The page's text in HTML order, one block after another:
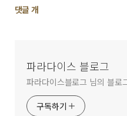
댓
댓글개
파라다이스 블로그
파라다이스블로그 님의 블로
구독하기